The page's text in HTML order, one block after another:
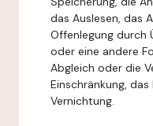
das Auslesen, das
Offenlegung durch
oder eine andere
Abgleich oder die
Einschränkung,
Vernichtung.